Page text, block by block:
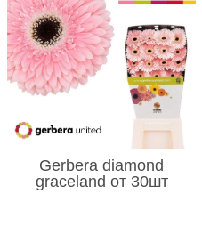
Gerbera diamond
graceland от 30шт